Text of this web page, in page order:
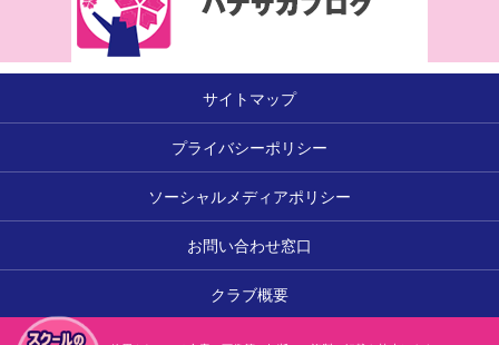
サイトマップ
プライバシーポリシー
ソーシャルメディアポリシー
お問い合わせ窓口
クラブ概要